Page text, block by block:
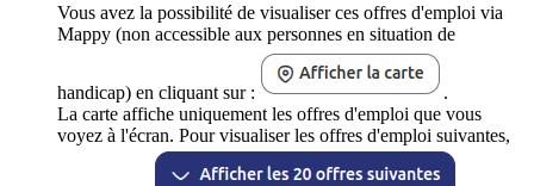
Vous avez la possibilité de visualiser ces offres d'emploi via
Mappy (non accessible aux personnes en situation de
handicap) en cliquant sur :
.
La carte affiche uniquement les offres d'emploi que vous
voyez à l'écran. Pour visualiser les offres d'emploi suivantes,